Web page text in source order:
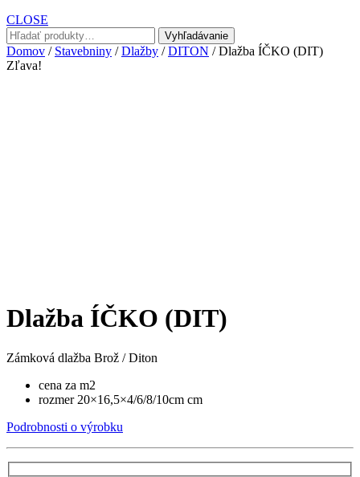
CLOSE
Hľadať:
Vyhľadávanie
Domov / Stavebniny /Dlažby /DITON / Dlažba ÍČKO (DIT)
Zľava!
Dlažba ÍČKO (DIT)
Zámková dlažba Brož / Diton
cena za m2
rozmer 20×16,5×4/6/8/10cm cm
Podrobnosti o výrobku